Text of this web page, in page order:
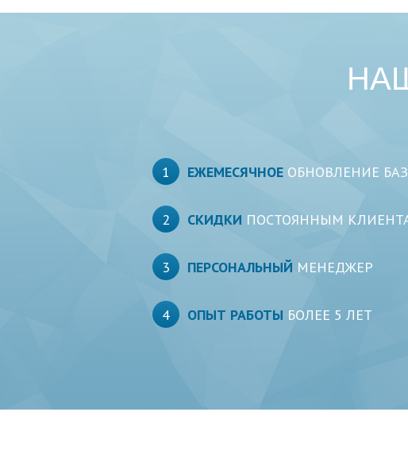
1 ЕЖЕМЕСЯЧНОЕ ОБНОВЛЕНИЕ
2 СКИДКИ ПОСТОЯННЫМ
3 ПЕРСОНАЛЬНЫЙ МЕНЕДЖЕР
4 ОПЫТ РАБОТЫ БОЛЕЕ 5 ЛЕТ